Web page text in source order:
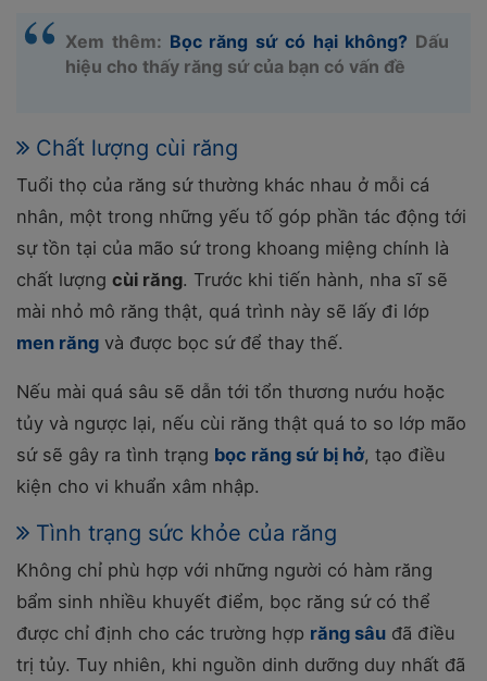
Xem thêm: Bọc răng sứ có hại không? Dấu
hiệu cho thấy răng sứ của bạn có vấn đề
Chất lượng cùi răng
Tuổi thọ của răng sứ thường khác nhau ở mỗi cá
nhân, một trong những yếu tố góp phần tác động tới
sự tồn tại của mão sứ trong khoang miệng chính là
chất lượng cùi răng. Trước khi tiến hành, nha sĩ sẽ
mài nhỏ mô răng thật, quá trình này sẽ lấy đi lớp
men răng và được bọc sứ để thay thế.
Nếu mài quá sâu sẽ dẫn tới tổn thương nướu hoặc
tủy và ngược lại, nếu cùi răng thật quá to so lớp mão
sứ sẽ gây ra tình trạng bọc răng sứ bị hở, tạo điều
kiện cho vi khuẩn xâm nhập.
Tình trạng sức khỏe của răng
Không chỉ phù hợp với những người có hàm răng
bẩm sinh nhiều khuyết điểm, bọc răng sứ có thể
được chỉ định cho các trường hợp răng sâu đã điều
trị tủy. Tuy nhiên, khi nguồn dinh dưỡng duy nhất đã